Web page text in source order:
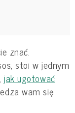
znać.
stoi w jednym
jak ugotować
wam się